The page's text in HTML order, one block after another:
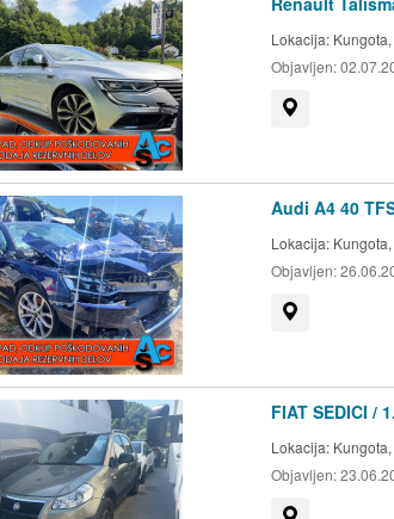
Lokacija:
Objavljen:
Audi A4 40
Lokacija:
Objavljen:
FIAT SEDICI /
Lokacija:
Objavljen: